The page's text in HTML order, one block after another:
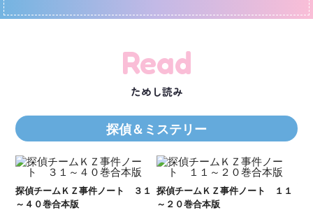
Read
ためし読み
探偵＆ミステリー
探偵チームＫＺ事件ノート ３１
～４０巻合本版
探偵チームＫＺ事件ノート １１
～２０巻合本版